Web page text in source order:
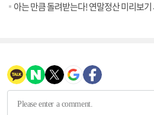
아는 만큼 돌려받는다! 연말정산 미리보기 서비